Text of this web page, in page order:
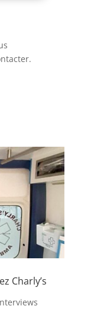
Charly’s